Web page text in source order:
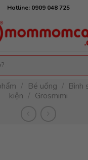
Hotline: 0909 048 725
/ Bé uống / Bình
kiện / Grosmimi